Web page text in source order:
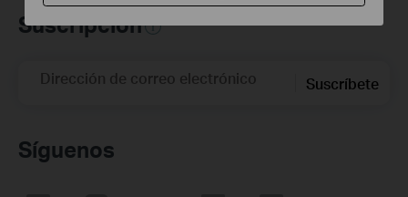
Suscripción
Dirección de correo electrónico Suscríbete
Síguenos